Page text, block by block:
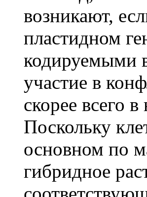
возникают,
пластидном
кодируемыми
участие в
скорее всего
Поскольку
основном по
гибридное